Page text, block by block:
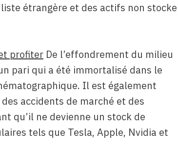
étrangère et des actifs non stocke
profiter De l’effondrement du milieu
pari qui a été immortalisé dans le
Il est également
des accidents de marché et des
qu’il ne devienne un stock de
tels que Tesla, Apple, Nvidia et